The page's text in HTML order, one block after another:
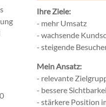
Ihre Ziele:
- mehr Umsatz
- wachsende
- steigende
Mein Ansatz:
- relevante
- bessere
- stärkere Position